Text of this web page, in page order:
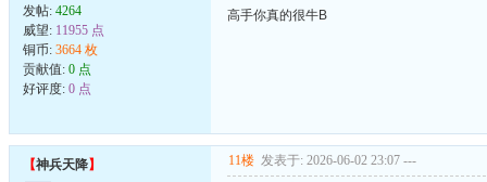
发帖: 4264
威望: 11955 点
铜币: 3664 枚
贡献值: 0 点
好评度: 0 点
高手你真的很牛B
【神兵天降】 11楼 发表于: 2026-06-02 23:07 ---